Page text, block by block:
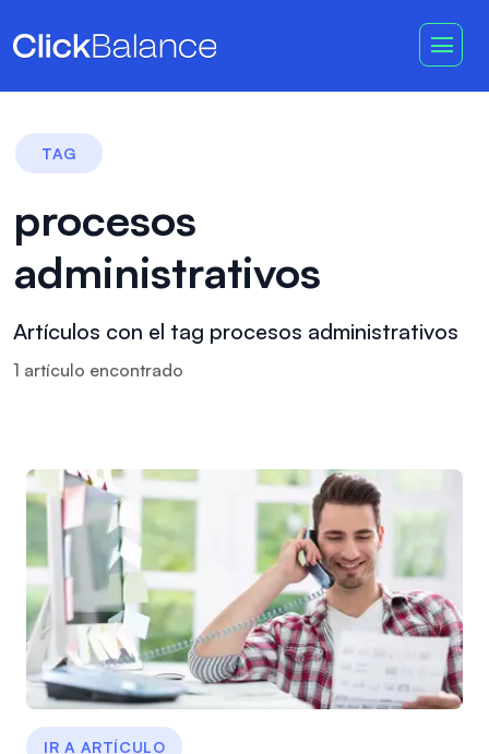
TAG
procesos
administrativos
Artículos con el tag procesos administrativos
1 artículo encontrado
IR A ARTÍCULO